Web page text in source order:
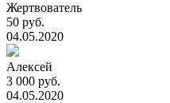
Жертвователь
50 руб.
04.05.2020
Алексей
3 000 руб.
04.05.2020